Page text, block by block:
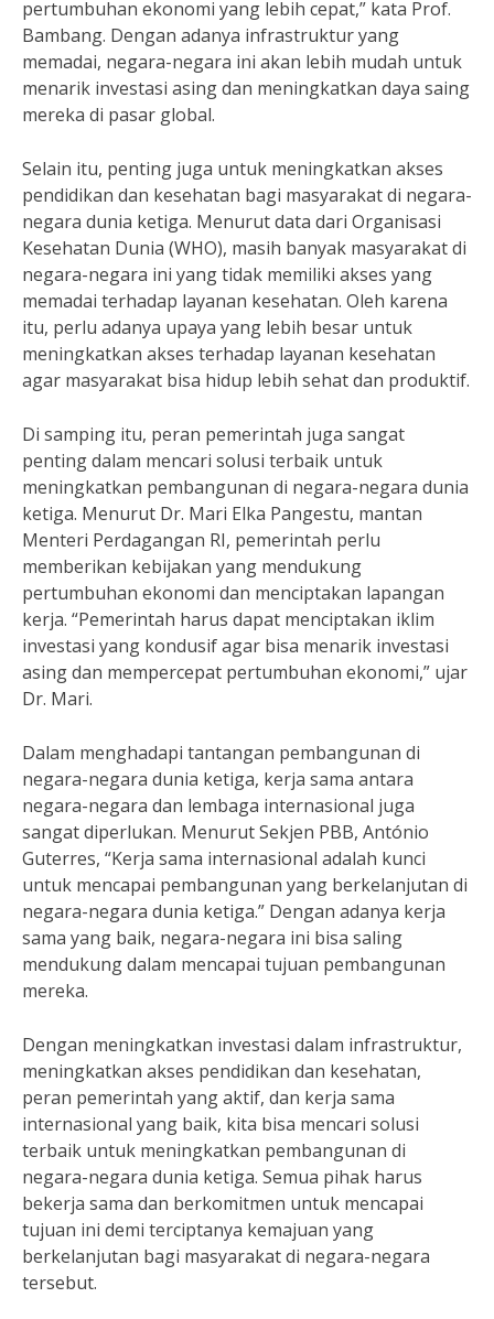
pertumbuhan ekonomi yang lebih cepat,” kata Prof.
Bambang. Dengan adanya infrastruktur yang
memadai, negara-negara ini akan lebih mudah untuk
menarik investasi asing dan meningkatkan daya saing
mereka di pasar global.
Selain itu, penting juga untuk meningkatkan akses
pendidikan dan kesehatan bagi masyarakat di negara-
negara dunia ketiga. Menurut data dari Organisasi
Kesehatan Dunia (WHO), masih banyak masyarakat di
negara-negara ini yang tidak memiliki akses yang
memadai terhadap layanan kesehatan. Oleh karena
itu, perlu adanya upaya yang lebih besar untuk
meningkatkan akses terhadap layanan kesehatan
agar masyarakat bisa hidup lebih sehat dan produktif.
Di samping itu, peran pemerintah juga sangat
penting dalam mencari solusi terbaik untuk
meningkatkan pembangunan di negara-negara dunia
ketiga. Menurut Dr. Mari Elka Pangestu, mantan
Menteri Perdagangan RI, pemerintah perlu
memberikan kebijakan yang mendukung
pertumbuhan ekonomi dan menciptakan lapangan
kerja. “Pemerintah harus dapat menciptakan iklim
investasi yang kondusif agar bisa menarik investasi
asing dan mempercepat pertumbuhan ekonomi,” ujar
Dr. Mari.
Dalam menghadapi tantangan pembangunan di
negara-negara dunia ketiga, kerja sama antara
negara-negara dan lembaga internasional juga
sangat diperlukan. Menurut Sekjen PBB, António
Guterres, “Kerja sama internasional adalah kunci
untuk mencapai pembangunan yang berkelanjutan di
negara-negara dunia ketiga.” Dengan adanya kerja
sama yang baik, negara-negara ini bisa saling
mendukung dalam mencapai tujuan pembangunan
mereka.
Dengan meningkatkan investasi dalam infrastruktur,
meningkatkan akses pendidikan dan kesehatan,
peran pemerintah yang aktif, dan kerja sama
internasional yang baik, kita bisa mencari solusi
terbaik untuk meningkatkan pembangunan di
negara-negara dunia ketiga. Semua pihak harus
bekerja sama dan berkomitmen untuk mencapai
tujuan ini demi terciptanya kemajuan yang
berkelanjutan bagi masyarakat di negara-negara
tersebut.